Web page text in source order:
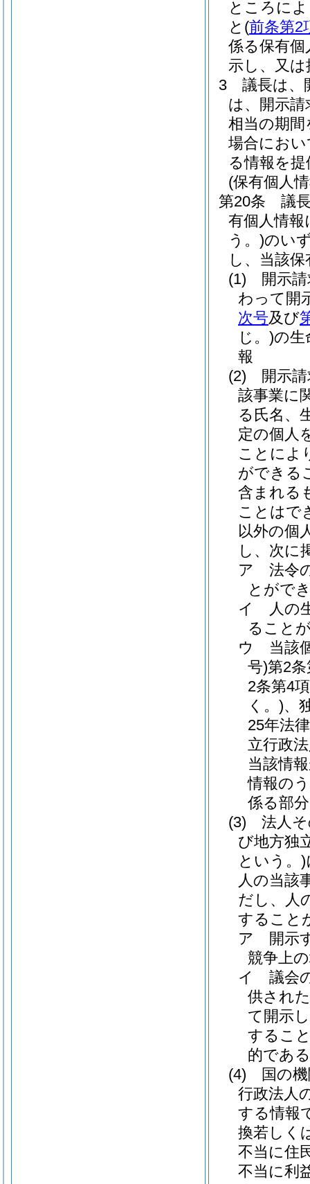
ところに
と (前条第2
係る保有
示し、又
3
議長は、
は、開示
相当の期
場合にお
る情報を
(保有個人
第20条
議
有個人情報
う。)のい
し、当該
(1)
開示
わって開
次号及び
じ。)の生
報
(2)
開示
該事業に
る氏名、
定の個人
ことによ
ができる
含まれる
ことはで
以外の個
し、次に
ア
法令
とがで
イ
人の
ること
ウ
当該
号)第2
2条第4
く。)、
25年法
立行政
当該情
情報の
係る部分
(3)
法人
び地方独
という。)
人の当該
だし、人
すること
ア
開示
競争上
イ
議会
供され
て開示
するこ
的であ
(4)
国の
行政法人
する情報
換若しく
不当に住
不当に利